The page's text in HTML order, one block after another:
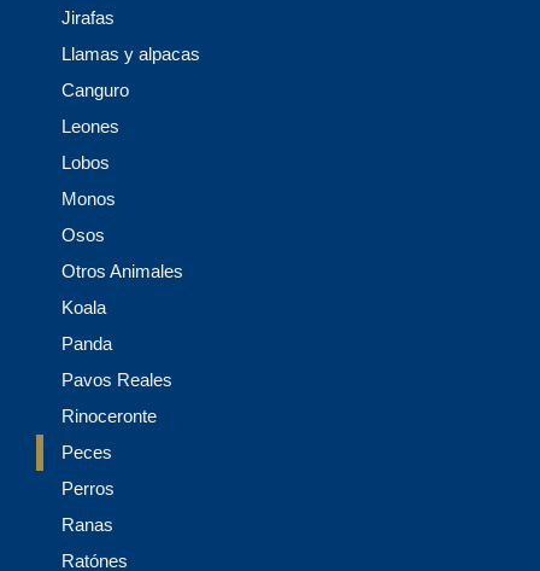
Jirafas
Llamas y alpacas
Canguro
Leones
Lobos
Monos
Osos
Otros Animales
Koala
Panda
Pavos Reales
Rinoceronte
Peces
Perros
Ranas
Ratónes